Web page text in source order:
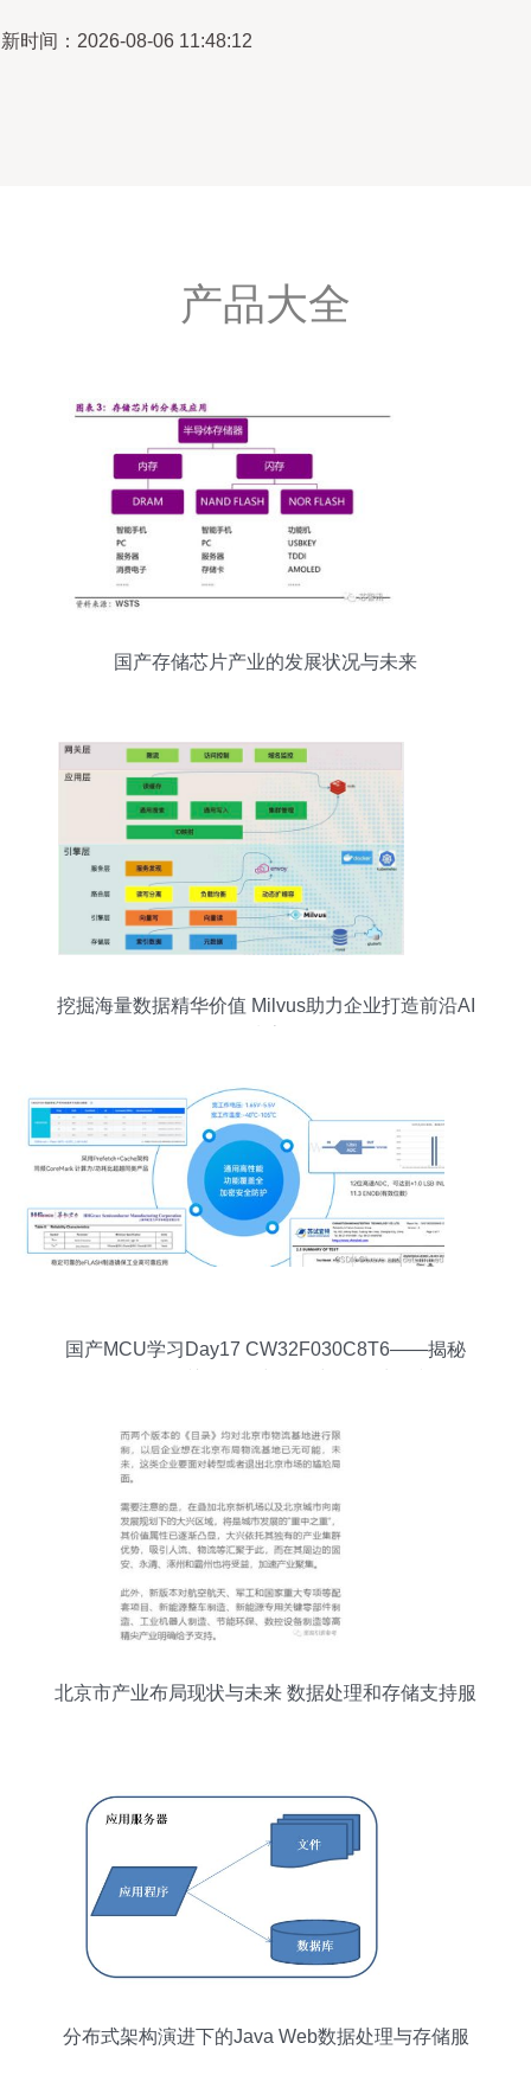
时间：2026-08-06 11:48:12
产品大全
国产存储芯片产业的发展状况与未来
挖掘海量数据精华价值 Milvus助力企业打造前沿AI
国产MCU学习Day17 CW32F030C8T6——揭秘
北京市产业布局现状与未来 数据处理和存储支持服
分布式架构演进下的Java Web数据处理与存储服